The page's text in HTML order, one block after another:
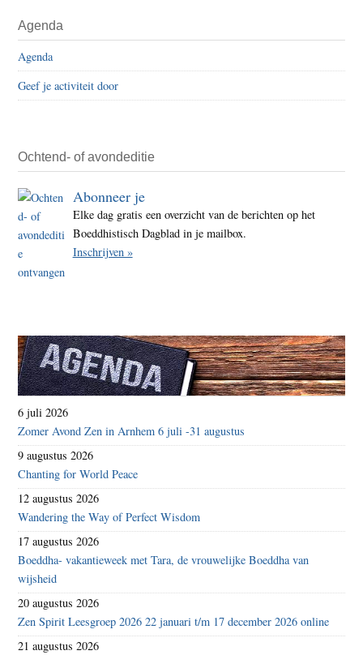
Agenda
Agenda
Geef je activiteit door
Ochtend- of avondeditie
Abonneer je
Elke dag gratis een overzicht van de berichten op het
Boeddhistisch Dagblad in je mailbox.
Inschrijven »
6 juli 2026
Zomer Avond Zen in Arnhem 6 juli -31 augustus
9 augustus 2026
Chanting for World Peace
12 augustus 2026
Wandering the Way of Perfect Wisdom
17 augustus 2026
Boeddha- vakantieweek met Tara, de vrouwelijke Boeddha van
wijsheid
20 augustus 2026
Zen Spirit Leesgroep 2026 22 januari t/m 17 december 2026 online
21 augustus 2026